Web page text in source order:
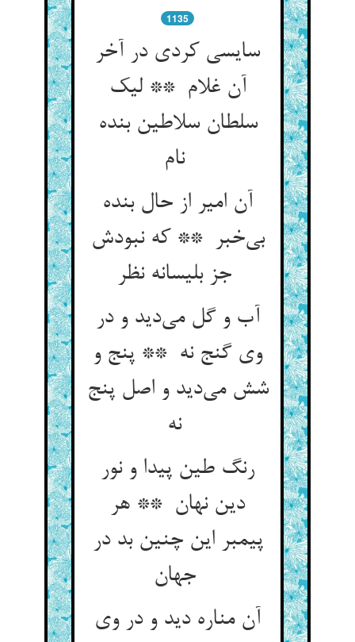
1135
سایسی کردی در آخر
آن غلام ** لیک
سلطان سلاطین بنده
نام
آن امیر از حال بنده
بی‌خبر ** که نبودش
آب و گل می‌دید و در
وی گنج نه ** پنج و
شش می‌دید و اصل پنج
نه
رنگ طین پیدا و نور
دین نهان ** هر
پیمبر این چنین بد در
جهان
آن مناره دید و در وی